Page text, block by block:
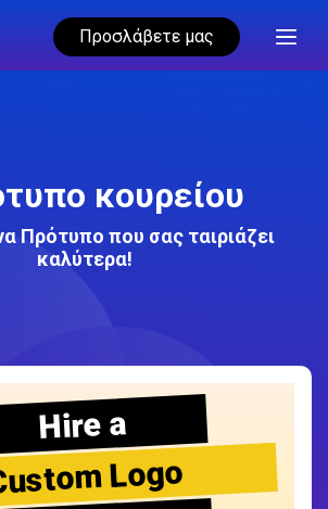
Προσλάβετε μας
κουρείου
Πρότυπο που σας ταιριάζει
καλύτερα!
Hire a
Logo